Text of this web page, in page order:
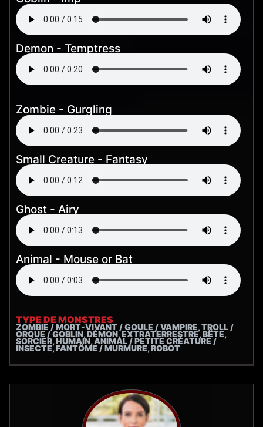
Demon - Temptress
Zombie - Gurgling
Small Creature - Fantasy
Ghost - Airy
Animal - Mouse or Bat
TYPE DE MONSTRES
ZOMBIE / MORT-VIVANT / GOULE / VAMPIRE, TROLL /
ORQUE / GOBLIN, DÉMON, EXTRATERRESTRE, BÊTE,
SORCIER, HUMAIN, ANIMAL / PETITE CRÉATURE /
INSECTE, FANTÔME / MURMURE, ROBOT